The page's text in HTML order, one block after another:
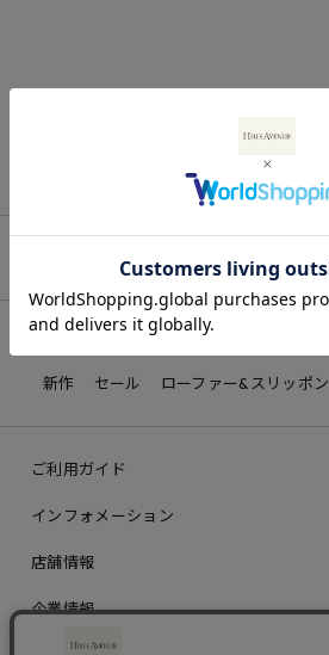
新作 セール ローファー&スリッポン
ご利用ガイド
インフォメーション
店舗情報
企業情報